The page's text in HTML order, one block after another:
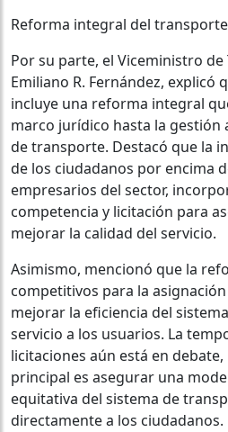
Reforma integral del
Por su parte, el Viceministro de
Emiliano R. Fernández, explicó
incluye una reforma integral
marco jurídico hasta la gestión
de transporte. Destacó que la
de los ciudadanos por encima
empresarios del sector,
competencia y licitación para
mejorar la calidad del servicio.
Asimismo, mencionó que la
competitivos para la
mejorar la eficiencia del
servicio a los usuarios. La
licitaciones aún está en
principal es asegurar una
equitativa del sistema de
directamente a los ciudadanos.